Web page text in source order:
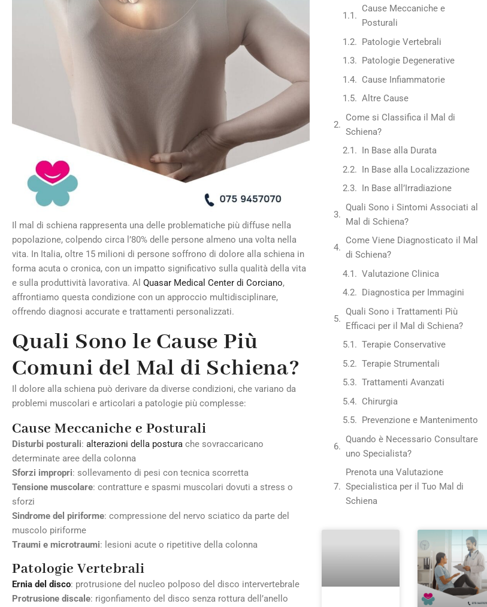
Il mal di schiena rappresenta una delle problematiche più diffuse nella
popolazione, colpendo circa l’80% delle persone almeno una volta nella
vita. In Italia, oltre 15 milioni di persone soffrono di dolore alla schiena in
forma acuta o cronica, con un impatto significativo sulla qualità della vita
e sulla produttività lavorativa. Al Quasar Medical Center di Corciano,
affrontiamo questa condizione con un approccio multidisciplinare,
offrendo diagnosi accurate e trattamenti personalizzati.
Quali Sono le Cause Più
Comuni del Mal di Schiena?
Il dolore alla schiena può derivare da diverse condizioni, che variano da
problemi muscolari e articolari a patologie più complesse:
Cause Meccaniche e Posturali
Disturbi posturali: alterazioni della postura che sovraccaricano
determinate aree della colonna
Sforzi impropri: sollevamento di pesi con tecnica scorretta
Tensione muscolare: contratture e spasmi muscolari dovuti a stress o
sforzi
Sindrome del piriforme: compressione del nervo sciatico da parte del
muscolo piriforme
Traumi e microtraumi: lesioni acute o ripetitive della colonna
Patologie Vertebrali
Ernia del disco: protrusione del nucleo polposo del disco intervertebrale
Protrusione discale: rigonfiamento del disco senza rottura dell’anello
Cause Meccaniche e
Posturali
Patologie Vertebrali
Patologie Degenerative
Cause Infiammatorie
Altre Cause
Come si Classifica il Mal di
Schiena?
In Base alla Durata
In Base alla Localizzazione
In Base all’Irradiazione
Quali Sono i Sintomi Associati al
Mal di Schiena?
Come Viene Diagnosticato il Mal
di Schiena?
Valutazione Clinica
Diagnostica per Immagini
Quali Sono i Trattamenti Più
Efficaci per il Mal di Schiena?
Terapie Conservative
Terapie Strumentali
Trattamenti Avanzati
Chirurgia
Prevenzione e Mantenimento
Quando è Necessario Consultare
uno Specialista?
Prenota una Valutazione
Specialistica per il Tuo Mal di
Schiena